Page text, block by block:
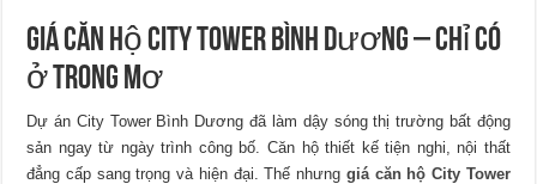
Giá căn hộ City Tower Bình Dương – Chỉ có
ở trong mơ
Dự án City Tower Bình Dương đã làm dậy sóng thị trường bất động
sản ngay từ ngày trình công bố. Căn hộ thiết kế tiện nghi, nội thất
đẳng cấp sang trọng và hiện đại. Thế nhưng giá căn hộ City Tower